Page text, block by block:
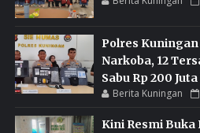
Polres
Narkoba, 12
Sabu Rp 200
Berita Kuningan
Kini Resmi